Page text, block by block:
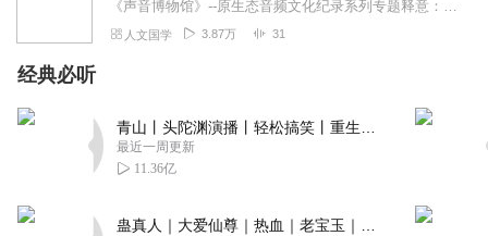
《声音博物馆》--原生态音频文化纪录系列专题释意：利用声音媒介打造一所“声音博物馆”，用真实，全面，多视角，多层次的声音记述城市，带大家认识城市，聆听武汉的同时...
人文国学 3.87万 31
经典必听
最近一周更新
11.36亿